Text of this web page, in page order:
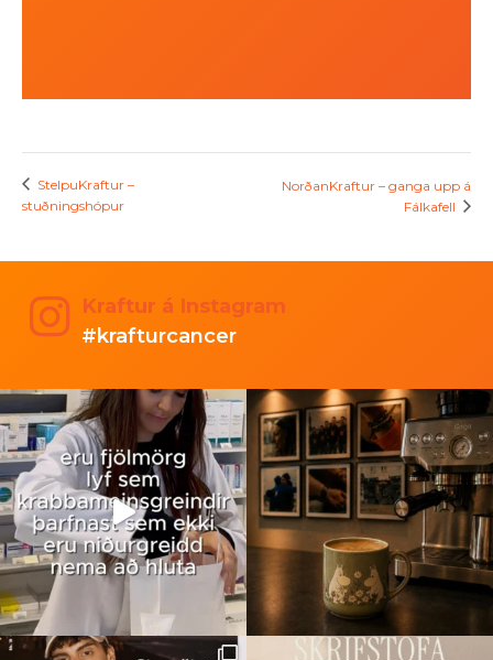
StelpuKraftur –
stuðningshópur
NorðanKraftur – ganga upp á
Fálkafell
Kraftur á Instagram
#krafturcancer